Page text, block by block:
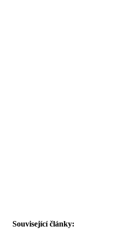
Související články: